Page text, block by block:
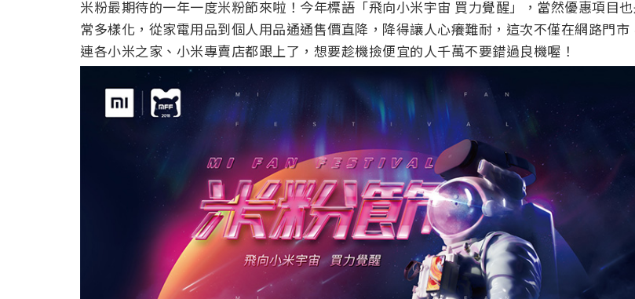
米粉最期待的一年一度米粉節來啦！今年標語「飛向小米宇宙 買力覺醒」，當然優惠項目
常多樣化，從家電用品到個人用品通通售價直降，降得讓人心癢難耐，這次不僅在網路門市
連各小米之家、小米專賣店都跟上了，想要趁機撿便宜的人千萬不要錯過良機喔！